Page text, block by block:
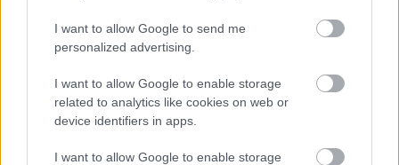
I want to allow Google to send me
personalized advertising.
I want to allow Google to enable storage
related to analytics like cookies on web or
device identifiers in apps.
I want to allow Google to enable storage
08/08/2026
Δείπνο της ΕΟΠΕ προς τιμήν του Ισίδωρου Κούβελου
07/08/2026
Ουρμπίνο